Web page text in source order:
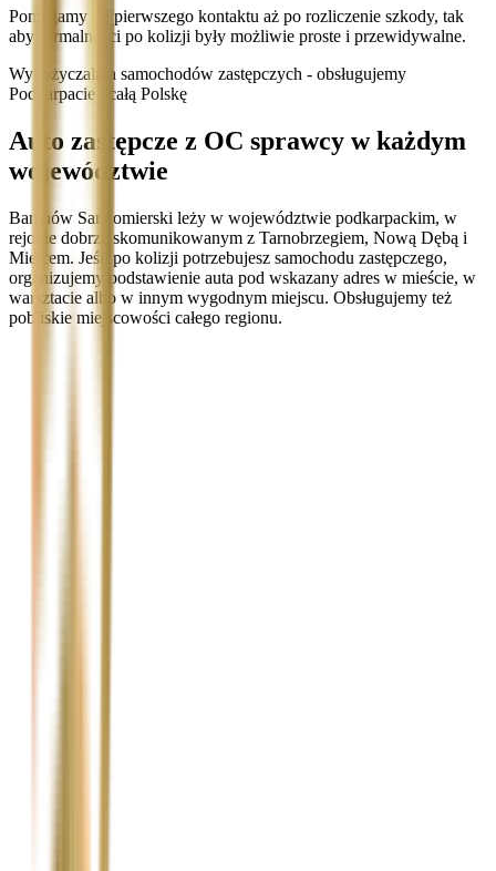
Pomagamy od pierwszego kontaktu aż po rozliczenie szkody, tak
aby formalności po kolizji były możliwie proste i przewidywalne.
Wypożyczalnia samochodów zastępczych - obsługujemy
Podkarpacie i całą Polskę
Auto zastępcze z OC sprawcy w każdym
województwie
Baranów Sandomierski leży w województwie podkarpackim, w
rejonie dobrze skomunikowanym z Tarnobrzegiem, Nową Dębą i
Mielcem. Jeśli po kolizji potrzebujesz samochodu zastępczego,
organizujemy podstawienie auta pod wskazany adres w mieście, w
warsztacie albo w innym wygodnym miejscu. Obsługujemy też
pobliskie miejscowości całego regionu.